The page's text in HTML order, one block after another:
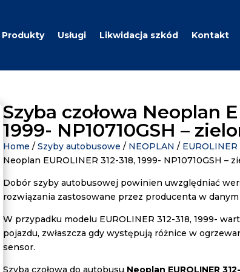
Produkty Usługi Likwidacja szkód Kontakt
Szyba czołowa Neoplan
1999- NP10710GSH –
Home /Szyby autobusowe / NEOPLAN / EUROLINER
Neoplan EUROLINER 312-318, 1999- NP10710GSH –
Dobór szyby autobusowej powinien uwzględniać
rozwiązania zastosowane przez producenta w
W przypadku modelu EUROLINER 312-318, 1999-
pojazdu, zwłaszcza gdy występują różnice w
sensor.
Szyba czołowa do autobusu Neoplan EUROLINER